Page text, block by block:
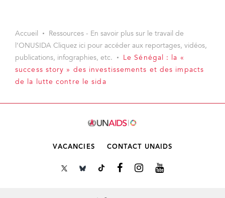
Accueil
Ressources - En savoir plus sur le travail de
l’ONUSIDA Cliquez ici pour accéder aux reportages, vidéos,
publications, infographies, etc.
Le Sénégal : la «
success story » des investissements et des impacts
de la lutte contre le sida
VACANCIES CONTACT UNAIDS